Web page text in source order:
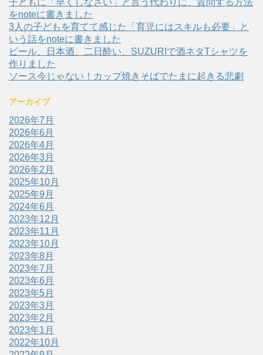
子どもに「早くしなさい」と言う代わりに、質問する方法
をnoteに書きました
3人の子どもを育てて感じた「育児にはスキルも必要」と
いう話をnoteに書きました
ビール、日本酒、二日酔い、SUZURIで酒ネタTシャツを
作りました
ソース今じゃない！カップ焼きそばでたまに起きる悲劇
アーカイブ
2026年7月
2026年6月
2026年4月
2026年3月
2026年2月
2025年10月
2025年9月
2024年6月
2023年12月
2023年11月
2023年10月
2023年8月
2023年7月
2023年6月
2023年5月
2023年3月
2023年2月
2023年1月
2022年10月